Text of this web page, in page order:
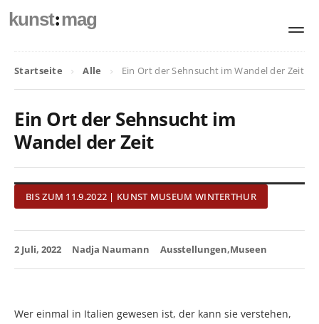
kunst:mag
Startseite Alle Ein Ort der Sehnsucht im Wandel der Zeit
Ein Ort der Sehnsucht im
Wandel der Zeit
BIS ZUM 11.9.2022 | KUNST MUSEUM WINTERTHUR
2 Juli, 2022 Nadja Naumann Ausstellungen Museen
Wer einmal in Italien gewesen ist, der kann sie verstehen,